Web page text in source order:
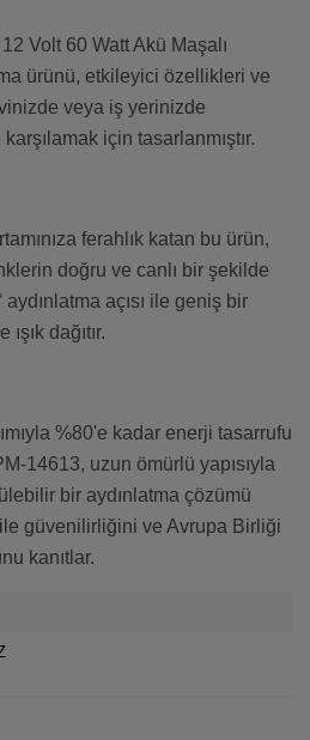
Volt 60 Watt Akü Maşalı
ürünü, etkileyici özellikleri ve
veya iş yerinizde
karşılamak için tasarlanmıştır.
ferahlık katan bu ürün,
doğru ve canlı bir şekilde
açısı ile geniş bir
dağıtır.
%80'e kadar enerji tasarrufu
14613, uzun ömürlü yapısıyla
bir aydınlatma çözümü
güvenilirliğini ve Avrupa Birliği
kanıtlar.